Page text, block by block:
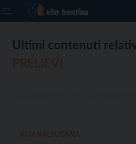
Ultimi contenuti